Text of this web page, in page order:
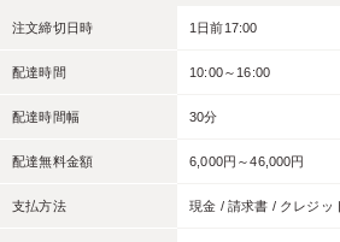
注文締切日時 1日前17:00
配達時間 10:00～16:00
配達時間幅 30分
配達無料金額 6,000円～46,000円
支払方法 現金 / 請求書 / クレジッ